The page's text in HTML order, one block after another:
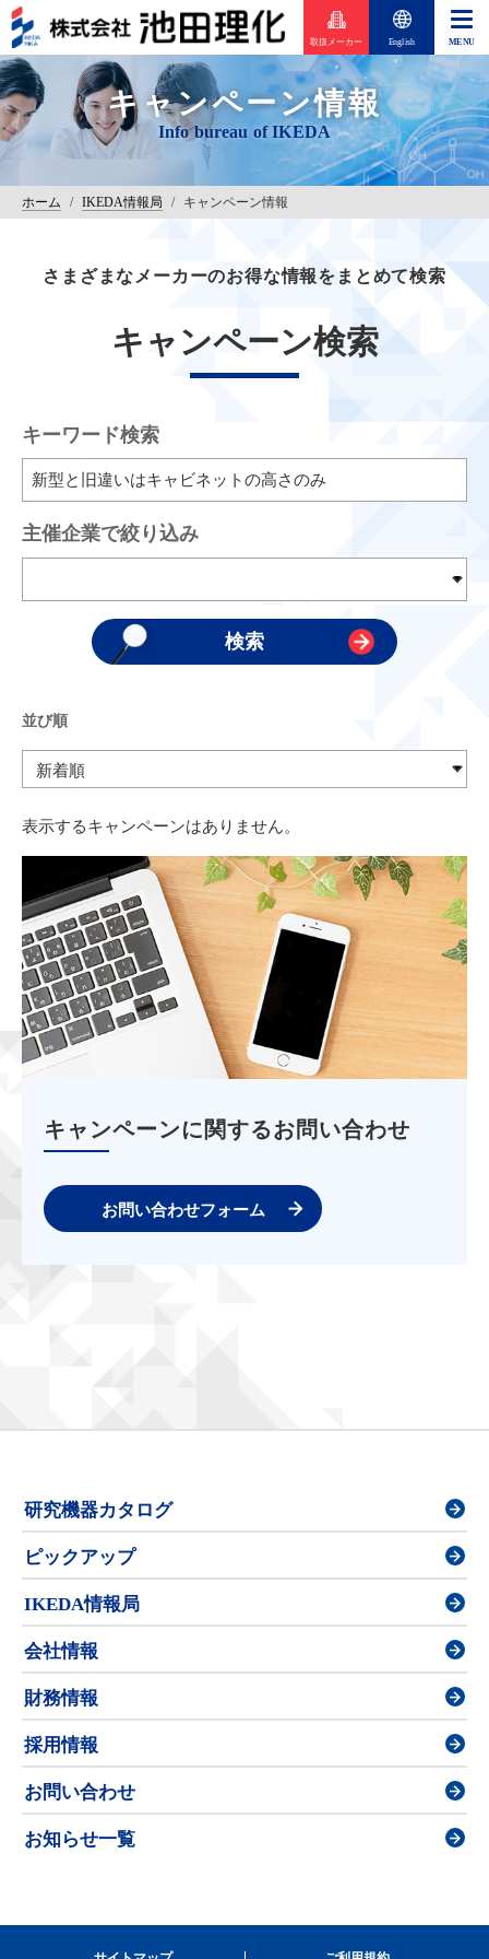
取扱メーカー English
キャンペーン情報
ホーム / IKEDA情報局 / キャンペーン情報
さまざまなメーカーのお得な情報をまとめて検索
キャンペーン検索
キーワード検索
主催企業で絞り込み
並び順
表示するキャンペーンはありません。
キャンペーンに関するお問い合わせ
お問い合わせフォーム
研究機器カタログ
ピックアップ
IKEDA情報局
会社情報
財務情報
採用情報
お問い合わせ
お知らせ一覧